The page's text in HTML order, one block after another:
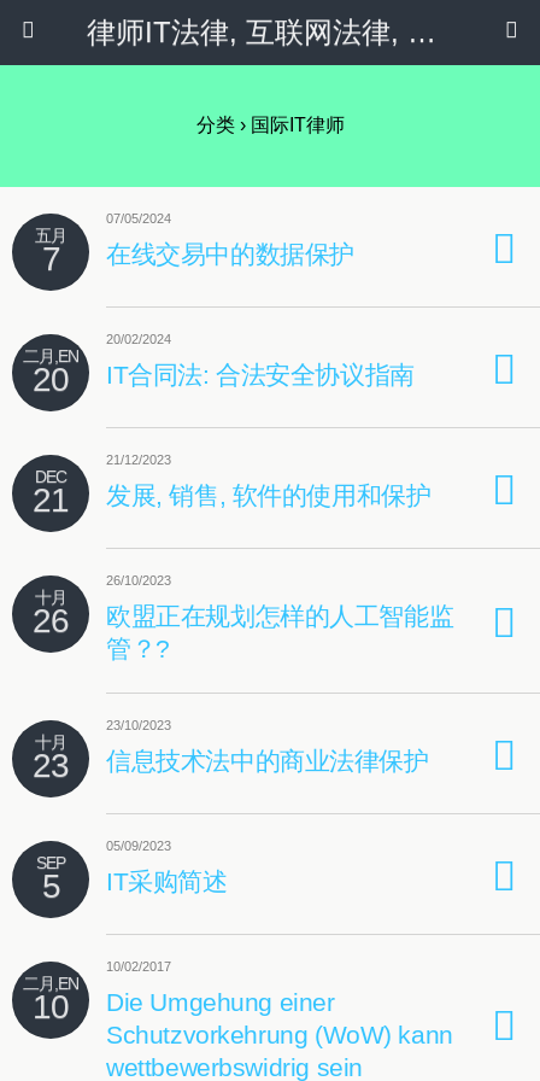
律师IT法律, 互联网法律, 隐私政策 & 社会化媒体
分类 ›国际IT律师
五月
7
07/05/2024
在线交易中的数据保护
二月,EN
20
20/02/2024
IT合同法: 合法安全协议指南
DEC
21
21/12/2023
发展, 销售, 软件的使用和保护
十月
26
26/10/2023
欧盟正在规划怎样的人工智能监
管？?
十月
23
23/10/2023
信息技术法中的商业法律保护
SEP
5
05/09/2023
IT采购简述
二月,EN
10
10/02/2017
Die Umgehung einer
Schutzvorkehrung (WoW) kann
wettbewerbswidrig sein